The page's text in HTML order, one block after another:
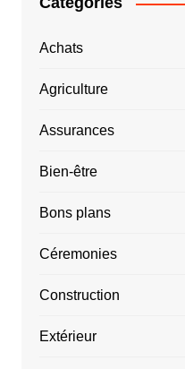
Achats
Agriculture
Assurances
Bien-être
Bons plans
Céremonies
Construction
Extérieur